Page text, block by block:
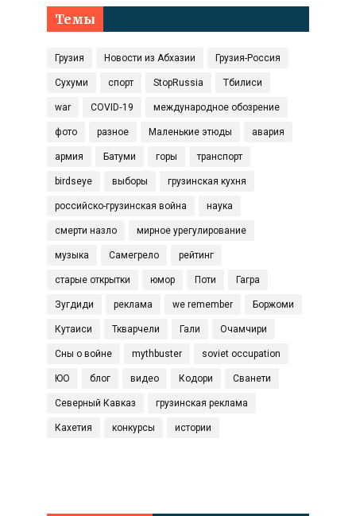
Темы
Грузия Новости из Абхазии Грузия-Россия
Сухуми спорт StopRussia Тбилиси
war COVID‑19 международное обозрение
фото разное Маленькие этюды авария
армия Батуми горы транспорт
birdseye выборы грузинская кухня
российско-грузинская война наука
смерти назло мирное урегулирование
музыка Самегрело рейтинг
старые открытки юмор Поти Гагра
Зугдиди реклама we remember Боржоми
Кутаиси Ткварчели Гали Очамчири
Сны о войне mythbuster soviet occupation
ЮО блог видео Кодори Сванети
Северный Кавказ грузинская реклама
Кахетия конкурсы истории